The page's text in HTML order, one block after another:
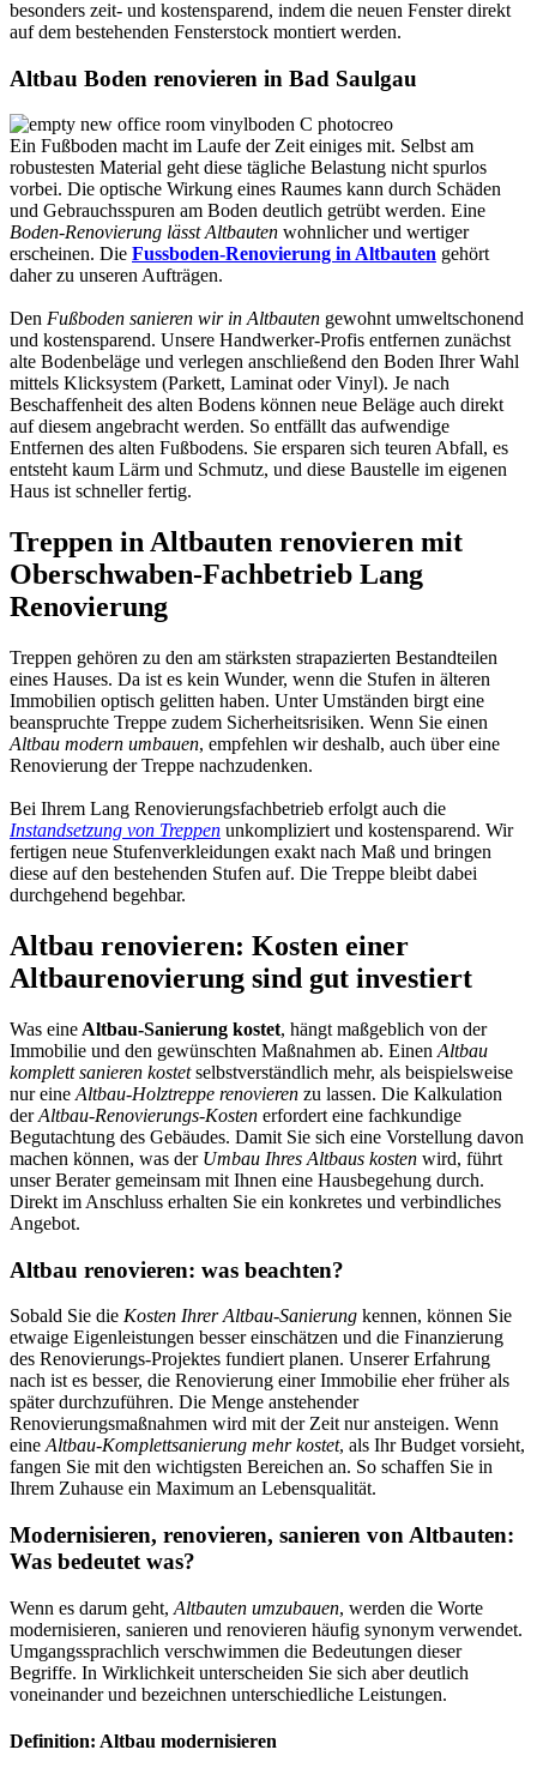
besonders zeit- und kostensparend, indem die neuen Fenster direkt
auf dem bestehenden Fensterstock montiert werden.
Altbau Boden renovieren in Bad Saulgau
Ein Fußboden macht im Laufe der Zeit einiges mit. Selbst am
robustesten Material geht diese tägliche Belastung nicht spurlos
vorbei. Die optische Wirkung eines Raumes kann durch Schäden
und Gebrauchsspuren am Boden deutlich getrübt werden. Eine
Boden-Renovierung lässt Altbauten wohnlicher und wertiger
erscheinen. Die Fussboden-Renovierung in Altbauten gehört
daher zu unseren Aufträgen.
Den Fußboden sanieren wir in Altbauten gewohnt umweltschonend
und kostensparend. Unsere Handwerker-Profis entfernen zunächst
alte Bodenbeläge und verlegen anschließend den Boden Ihrer Wahl
mittels Klicksystem (Parkett, Laminat oder Vinyl). Je nach
Beschaffenheit des alten Bodens können neue Beläge auch direkt
auf diesem angebracht werden. So entfällt das aufwendige
Entfernen des alten Fußbodens. Sie ersparen sich teuren Abfall, es
entsteht kaum Lärm und Schmutz, und diese Baustelle im eigenen
Haus ist schneller fertig.
Treppen in Altbauten renovieren mit
Oberschwaben-Fachbetrieb Lang
Renovierung
Treppen gehören zu den am stärksten strapazierten Bestandteilen
eines Hauses. Da ist es kein Wunder, wenn die Stufen in älteren
Immobilien optisch gelitten haben. Unter Umständen birgt eine
beanspruchte Treppe zudem Sicherheitsrisiken. Wenn Sie einen
Altbau modern umbauen, empfehlen wir deshalb, auch über eine
Renovierung der Treppe nachzudenken.
Bei Ihrem Lang Renovierungsfachbetrieb erfolgt auch die
Instandsetzung von Treppen unkompliziert und kostensparend. Wir
fertigen neue Stufenverkleidungen exakt nach Maß und bringen
diese auf den bestehenden Stufen auf. Die Treppe bleibt dabei
durchgehend begehbar.
Altbau renovieren: Kosten einer
Altbaurenovierung sind gut investiert
Was eine Altbau-Sanierung kostet, hängt maßgeblich von der
Immobilie und den gewünschten Maßnahmen ab. Einen Altbau
komplett sanieren kostetselbstverständlich mehr, als beispielsweise
nur eine Altbau-Holztreppe renovieren zu lassen. Die Kalkulation
derAltbau-Renovierungs-Kosten erfordert eine fachkundige
Begutachtung des Gebäudes. Damit Sie sich eine Vorstellung davon
machen können, was der Umbau Ihres Altbaus kosten wird, führt
unser Berater gemeinsam mit Ihnen eine Hausbegehung durch.
Direkt im Anschluss erhalten Sie ein konkretes und verbindliches
Angebot.
Altbau renovieren: was beachten?
Sobald Sie die Kosten Ihrer Altbau-Sanierung kennen, können Sie
etwaige Eigenleistungen besser einschätzen und die Finanzierung
des Renovierungs-Projektes fundiert planen. Unserer Erfahrung
nach ist es besser, die Renovierung einer Immobilie eher früher als
später durchzuführen. Die Menge anstehender
Renovierungsmaßnahmen wird mit der Zeit nur ansteigen. Wenn
eineAltbau-Komplettsanierung mehr kostet, als Ihr Budget vorsieht,
fangen Sie mit den wichtigsten Bereichen an. So schaffen Sie in
Ihrem Zuhause ein Maximum an Lebensqualität.
Modernisieren, renovieren, sanieren von Altbauten:
Was bedeutet was?
Wenn es darum geht, Altbauten umzubauen, werden die Worte
modernisieren, sanieren und renovieren häufig synonym verwendet.
Umgangssprachlich verschwimmen die Bedeutungen dieser
Begriffe. In Wirklichkeit unterscheiden Sie sich aber deutlich
voneinander und bezeichnen unterschiedliche Leistungen.
Definition: Altbau modernisieren